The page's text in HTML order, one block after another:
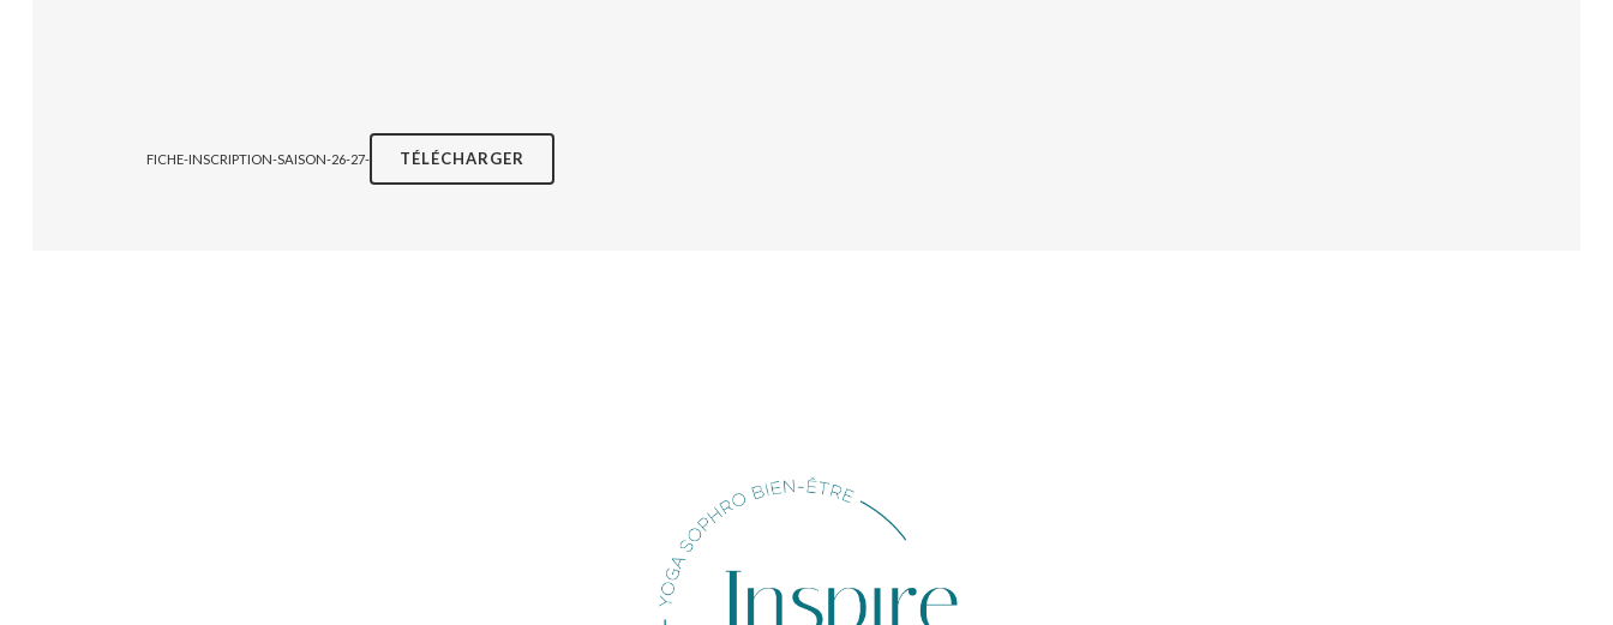
FICHE-INSCRIPTION-SAISON-26-27- TÉLÉCHARGER